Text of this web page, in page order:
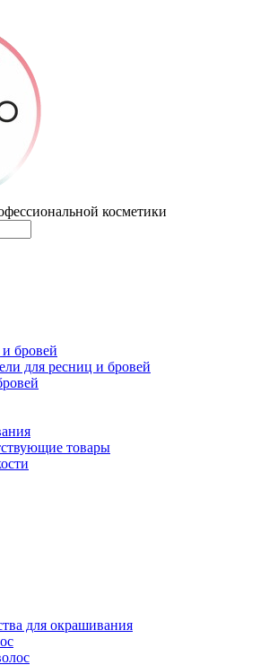
косметики
бровей
для ресниц и бровей
товары
для окрашивания